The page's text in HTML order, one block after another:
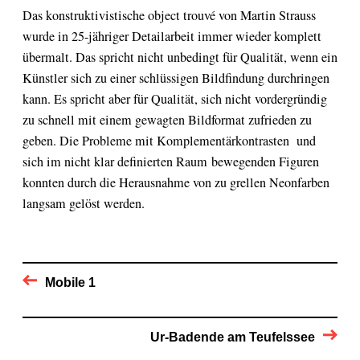
Das konstruktivistische object trouvé von Martin Strauss
wurde in 25-jähriger Detailarbeit immer wieder komplett
übermalt. Das spricht nicht unbedingt für Qualität, wenn ein
Künstler sich zu einer schlüssigen Bildfindung durchringen
kann. Es spricht aber für Qualität, sich nicht vordergründig
zu schnell mit einem gewagten Bildformat zufrieden zu
geben. Die Probleme mit Komplementärkontrasten und
sich im nicht klar definierten Raum bewegenden Figuren
konnten durch die Herausnahme von zu grellen Neonfarben
langsam gelöst werden.
Mobile 1
Ur-Badende am Teufelssee